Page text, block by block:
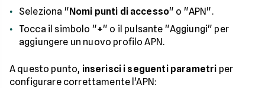
Seleziona "Nomi punti di accesso" o "APN".
Tocca il simbolo "+" o il pulsante "Aggiungi" per
aggiungere un nuovo profilo APN.
A questo punto, inserisci i seguenti parametri per
configurare correttamente l'APN: